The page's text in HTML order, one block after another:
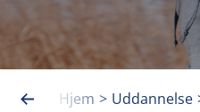
Hjem > Uddannelse